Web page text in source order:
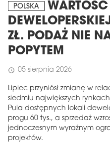
POLSKA
WARTOŚĆ
ZŁ. PODAŻ NIE
POPYTEM
schedule 05 sierpnia 2026
Lipiec przyniósł zmianę w
siedmiu największych
Pula dostępnych lokali
progu 60 tys., a sprzedaż
jednoczesnym wyraźnym
projektów.